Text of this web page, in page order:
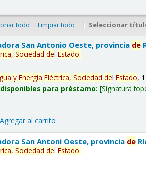
todo Limpiar todo | Seleccionar
San Antonio Oeste, provincia de
Sociedad delEstado.
y Energía Eléctrica, Sociedad delEstado,
para préstamo: Signatura
Agregar al carrito
San Antoni Oeste, provincia de
Sociedad delEstado.